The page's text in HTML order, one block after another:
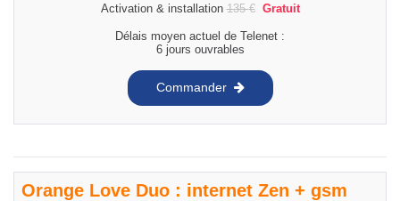
Activation & installation135€ Gratuit
Délais moyen actuel de Telenet :
6 jours ouvrables
Commander
Orange Love Duo : internet Zen + gsm